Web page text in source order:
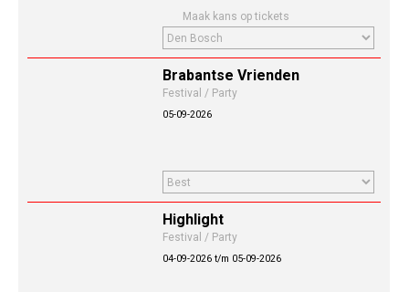
Maak kans op tickets
Brabantse Vrienden
Festival / Party
05-09-2026
Highlight
Festival / Party
04-09-2026 t/m 05-09-2026